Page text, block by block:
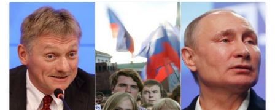
ЭКОНОМИКА
КУЛЬТУРА
СПОРТ
ВОЕННЫЕ ДЕЙСТВИЯ